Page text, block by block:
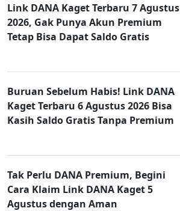
Link DANA Kaget Terbaru 7 Agustus
2026, Gak Punya Akun Premium
Tetap Bisa Dapat Saldo Gratis
Buruan Sebelum Habis! Link DANA
Kaget Terbaru 6 Agustus 2026 Bisa
Kasih Saldo Gratis Tanpa Premium
Tak Perlu DANA Premium, Begini
Cara Klaim Link DANA Kaget 5
Agustus dengan Aman